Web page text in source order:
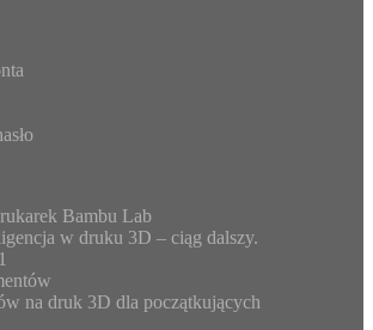
Bambu Lab
w druku 3D – ciąg dalszy.
na druk 3D dla początkujących